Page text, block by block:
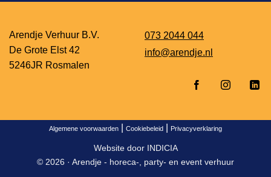
Arendje Verhuur B.V.
De Grote Elst 42
5246JR Rosmalen
073 2044 044
info@arendje.nl
Algemene voorwaarden Cookiebeleid Privacyverklaring
Website door INDICIA
© 2026 · Arendje - horeca-, party- en event verhuur